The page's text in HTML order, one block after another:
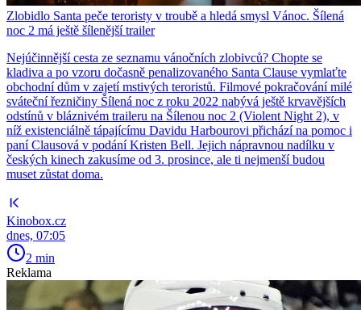
Zlobidlo Santa peče teroristy v troubě a hledá smysl Vánoc. Šílená
noc 2 má ještě šílenější trailer
Nejúčinnější cesta ze seznamu vánočních zlobivců? Chopte se
kladiva a po vzoru dočasně penalizovaného Santa Clause vymlaťte
obchodní dům v zajetí mstivých teroristů. Filmové pokračování milé
sváteční řezničiny Šílená noc z roku 2022 nabývá ještě krvavějších
odstínů v bláznivém traileru na Šílenou noc 2 (Violent Night 2), v
níž existenciálně tápajícímu Davidu Harbourovi přichází na pomoc i
paní Clausová v podání Kristen Bell. Jejich nápravnou nadílku v
českých kinech zakusíme od 3. prosince, ale ti nejmenší budou
muset zůstat doma.
Kinobox.cz
dnes, 07:05
2 min
Reklama